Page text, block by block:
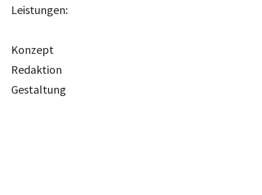
Leistungen:
Konzept
Redaktion
Gestaltung